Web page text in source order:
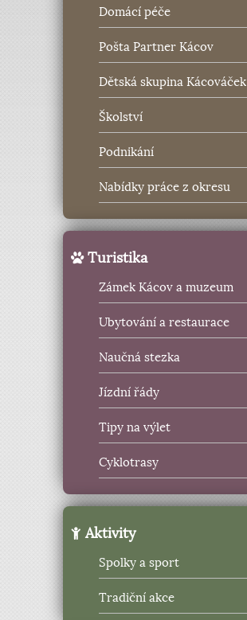
Domácí péče
Pošta Partner Kácov
Dětská skupina Kácováček
Školství
Podnikání
Nabídky práce z okresu
Turistika
Zámek Kácov a muzeum
Ubytování a restaurace
Naučná stezka
Jízdní řády
Tipy na výlet
Cyklotrasy
Aktivity
Spolky a sport
Tradiční akce